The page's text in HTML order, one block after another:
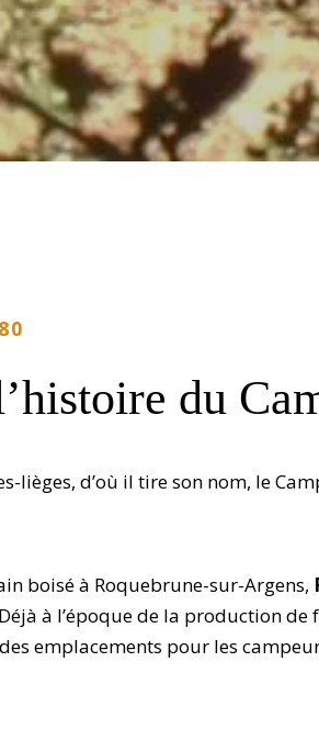
du
lièges, d’où il tire son nom, le
boisé à Roquebrune-sur-Argens,
à l’époque de la production
emplacements pour les